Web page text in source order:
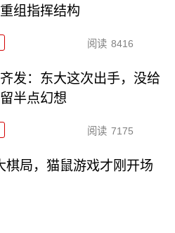
组指挥结构
阅读 8416
发：东大这次出手，没给
半点幻想
阅读 7175
棋局，猫鼠游戏才刚开场